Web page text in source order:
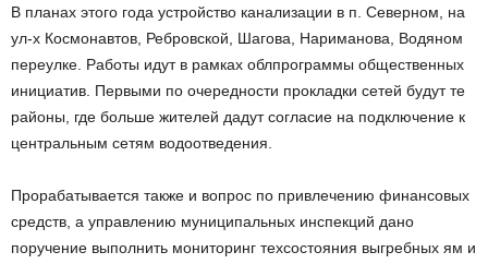
В планах этого года устройство канализации в п. Северном, на
ул-х Космонавтов, Ребровской, Шагова, Нариманова, Водяном
переулке. Работы идут в рамках облпрограммы общественных
инициатив. Первыми по очередности прокладки сетей будут те
районы, где больше жителей дадут согласие на подключение к
центральным сетям водоотведения.
Прорабатывается также и вопрос по привлечению финансовых
средств, а управлению муниципальных инспекций дано
поручение выполнить мониторинг техсостояния выгребных ям и